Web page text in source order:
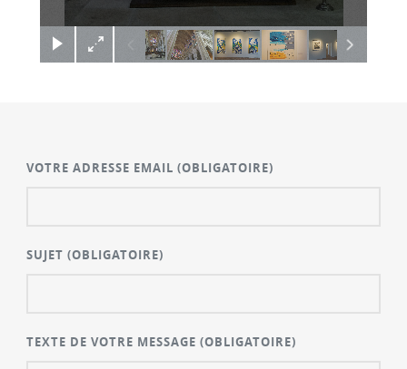
VOTRE ADRESSE EMAIL(OBLIGATOIRE)
SUJET(OBLIGATOIRE)
TEXTE DE VOTRE MESSAGE(OBLIGATOIRE)